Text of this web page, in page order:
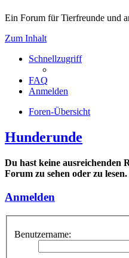
Ein Forum für Tierfreunde und
Zum Inhalt
Schnellzugriff
FAQ
Anmelden
Foren-Übersicht
Hunderunde
Du hast keine ausreichenden
Forum zu sehen oder zu lesen.
Anmelden
Benutzername: